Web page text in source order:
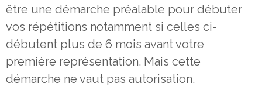
être une démarche préalable pour débuter
vos répétitions notamment si celles ci-
débutent plus de 6 mois avant votre
première représentation. Mais cette
démarche ne vaut pas autorisation.